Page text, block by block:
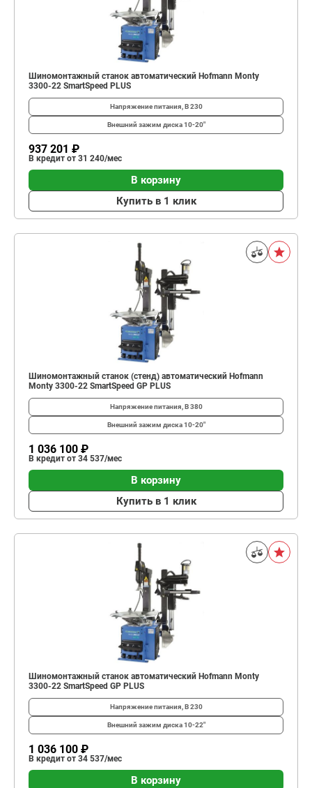
Шиномонтажный станок автоматический Hofmann Monty
3300-22 SmartSpeed PLUS
Напряжение питания, В230
Внешний зажим диска10-20"
937 201 ₽
В кредит от 31 240/мес
В корзину
Купить в 1 клик
Шиномонтажный станок (стенд) автоматический Hofmann
Monty 3300-22 SmartSpeed GP PLUS
Напряжение питания, В380
Внешний зажим диска10-20"
1 036 100 ₽
В кредит от 34 537/мес
В корзину
Купить в 1 клик
Шиномонтажный станок автоматический Hofmann Monty
3300-22 SmartSpeed GP PLUS
Напряжение питания, В230
Внешний зажим диска10-22"
1 036 100 ₽
В кредит от 34 537/мес
В корзину